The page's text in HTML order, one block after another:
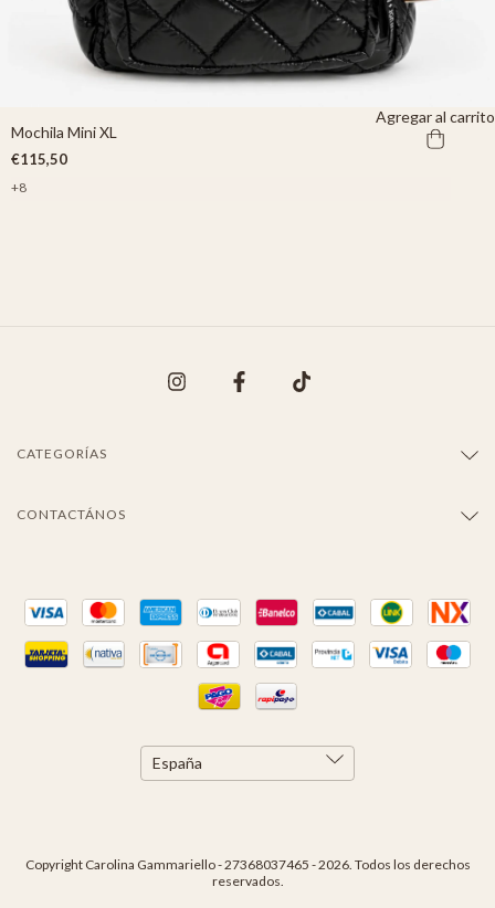
Mochila Mini XL
€115,50
+8
Agregar al carrito
CATEGORÍAS
CONTACTÁNOS
Copyright Carolina Gammariello - 27368037465 - 2026. Todos los derechos
reservados.